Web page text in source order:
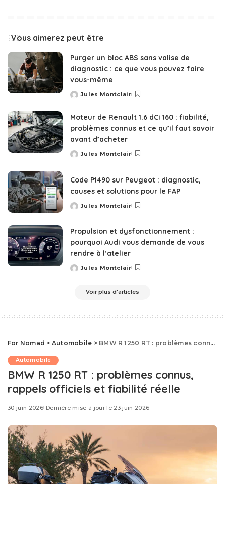
Vous aimerez peut être
Purger un bloc ABS sans valise de
diagnostic : ce que vous pouvez faire
vous-même
Posted
Jules Montclair
Moteur de Renault 1.6 dCi 160 : fiabilité,
problèmes connus et ce qu’il faut savoir
avant d’acheter
Posted
Jules Montclair
Code P1490 sur Peugeot : diagnostic,
causes et solutions pour le FAP
Posted
Jules Montclair
Propulsion et dysfonctionnement :
pourquoi Audi vous demande de vous
rendre à l’atelier
Posted
Jules Montclair
Voir plus d'articles
For Nomad > Automobile > BMW R 1250 RT : problèmes connus, rappels officiels et fiabilité réelle
Automobile
BMW R 1250 RT : problèmes connus,
rappels officiels et fiabilité réelle
30 juin 2026 Dernière mise à jour le 23 juin 2026